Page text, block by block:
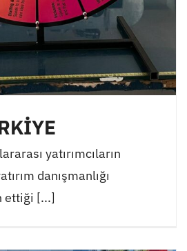
yatırımcıların
danışmanlığı
ettiği [...]